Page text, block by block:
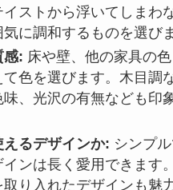
イストから浮いてしまわ
に調和するものを選び
感: 床や壁、他の家具の
て色を選びます。木目調
味、光沢の有無なども印
えるデザインか: シンプ
インは長く愛用できます
取り入れたデザインも魅